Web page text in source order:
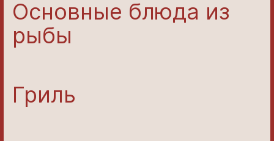
Основные блюда из
рыбы
Гриль